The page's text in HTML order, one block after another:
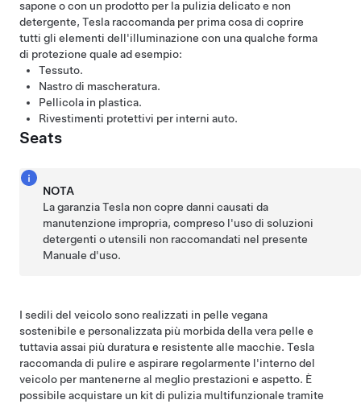
sapone o con un prodotto per la pulizia delicato e non
detergente, Tesla raccomanda per prima cosa di coprire
tutti gli elementi dell'illuminazione con una qualche forma
di protezione quale ad esempio:
Tessuto.
Nastro di mascheratura.
Pellicola in plastica.
Rivestimenti protettivi per interni auto.
Seats
NOTA
La garanzia Tesla non copre danni causati da
manutenzione impropria, compreso l'uso di soluzioni
detergenti o utensili non raccomandati nel presente
Manuale d'uso.
I sedili del veicolo sono realizzati in pelle vegana
sostenibile e personalizzata più morbida della vera pelle e
tuttavia assai più duratura e resistente alle macchie. Tesla
raccomanda di pulire e aspirare regolarmente l'interno del
veicolo per mantenerne al meglio prestazioni e aspetto. È
possibile acquistare un kit di pulizia multifunzionale tramite